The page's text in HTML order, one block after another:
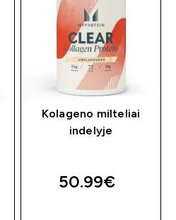
Kolageno milteliai
indelyje
50.99€‎